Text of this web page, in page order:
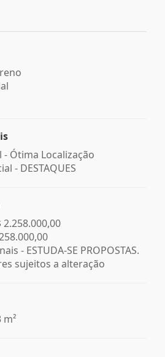
- Ótima Localização
- DESTAQUES
2.258.000,00
- ESTUDA-SE PROPOSTAS.
sujeitos a alteração
m²